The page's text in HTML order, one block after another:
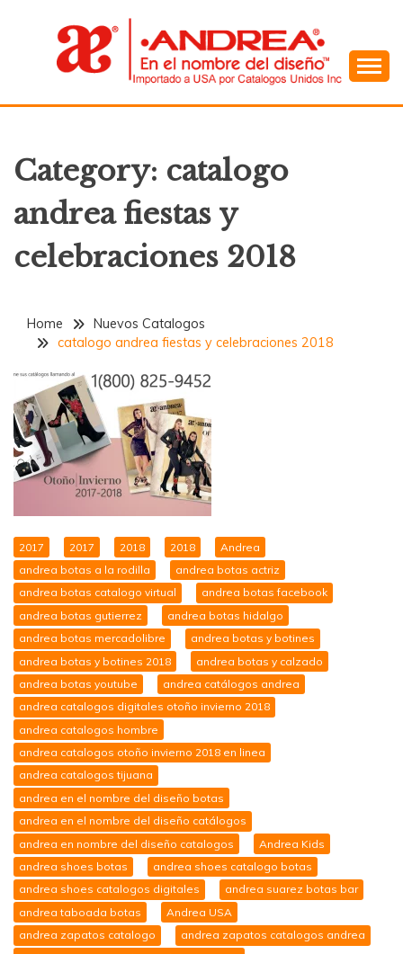
ANDREA
Category: catalogo
andrea fiestas y
celebraciones 2018
Home
Nuevos Catalogos
catalogo andrea fiestas y celebraciones 2018
2017 2017 2018 2018
Andrea
andrea botas a la rodilla
andrea botas actriz
andrea botas catalogo virtual
andrea botas facebook
andrea botas gutierrez
andrea botas hidalgo
andrea botas mercadolibre
andrea botas y botines
andrea botas y botines 2018
andrea botas y calzado
andrea botas youtube
andrea catálogos andrea
andrea catalogos digitales otoño invierno 2018
andrea catalogos hombre
andrea catalogos otoño invierno 2018 en linea
andrea catalogos tijuana
andrea en el nombre del diseño botas
andrea en el nombre del diseño catálogos
andrea en nombre del diseño catalogos
Andrea Kids
andrea shoes botas
andrea shoes catalogo botas
andrea shoes catalogos digitales
andrea suarez botas bar
andrea taboada botas
Andrea USA
andrea zapatos catalogo
andrea zapatos catalogos andrea